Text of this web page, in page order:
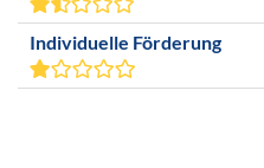
Individuelle Förderung